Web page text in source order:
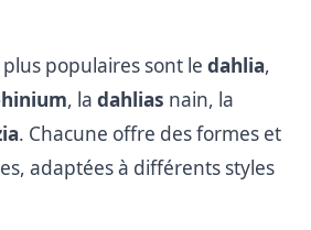
populaires sont le dahlia,
, la dahlias nain, la
. Chacune offre des formes et
adaptées à différents styles